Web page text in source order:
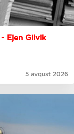
- Ejen Gilvik
5 avqust 2026